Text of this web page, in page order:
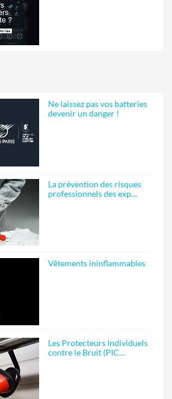
Ne laissez pas vos batteries
devenir un danger !
La prévention des risques
professionnels des exp…
Vêtements ininflammables
Les Protecteurs Individuels
contre le Bruit (PIC…